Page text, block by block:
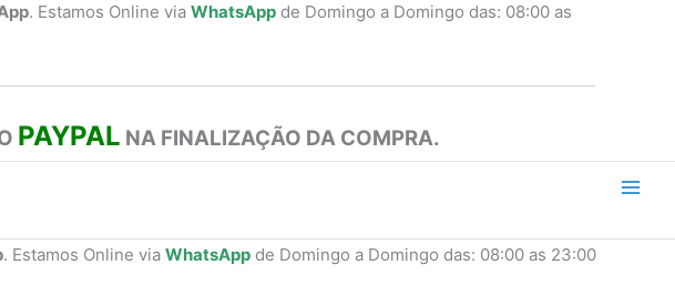
. Estamos Online via WhatsAppde Domingo a Domingo das: 08:00 as
PAYPAL NA FINALIZAÇÃO DA COMPRA.
. Estamos Online via WhatsApp de Domingo a Domingo das: 08:00 as 23:00